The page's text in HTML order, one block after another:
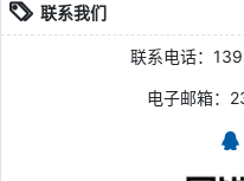
联系我们
联系电话：
电子邮箱：